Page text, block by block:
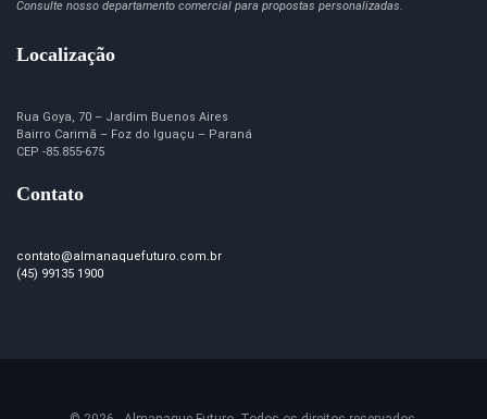
Consulte nosso departamento comercial para propostas personalizadas.
Localização
Rua Goya, 70 – Jardim Buenos Aires
Bairro Carimã – Foz do Iguaçu – Paraná
CEP -85.855-675
Contato
contato@almanaquefuturo.com.br
(45) 99135 1900